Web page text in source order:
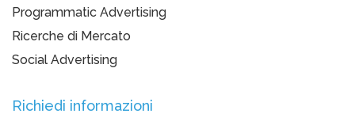
Programmatic Advertising
Ricerche di Mercato
Social Advertising
Richiedi informazioni